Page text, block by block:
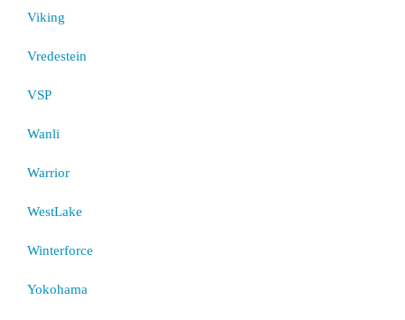
Viking
Vredestein
VSP
Wanli
Warrior
WestLake
Winterforce
Yokohama